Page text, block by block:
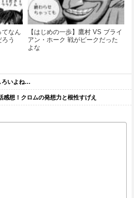
てなん
う
【はじめの一歩】鷹村 VS ブライ
アン・ホーク 戦がピークだった
よな
ろいよね…
感想！クロムの発想力と根性すげえ